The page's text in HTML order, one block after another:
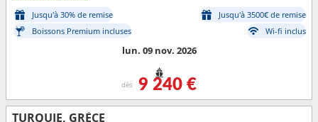
Jusqu'à 30% de remise
Jusqu'à 3500€ de remise
Boissons Premium incluses
Wi-fi inclus
lun. 09 nov. 2026
dès 9 240 €
TURQUIE, GRÈCE